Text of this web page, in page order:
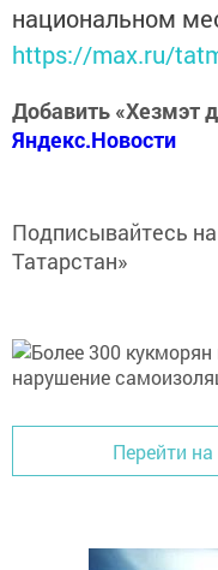
национальном
https://max.ru/
Добавить «Хезмэт
Яндекс.Новости
Подписывайтесь на
Татарстан»
Перейти